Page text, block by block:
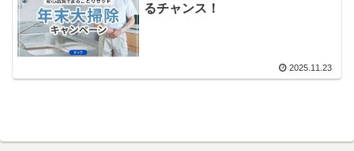
るチャンス！
2025.11.23